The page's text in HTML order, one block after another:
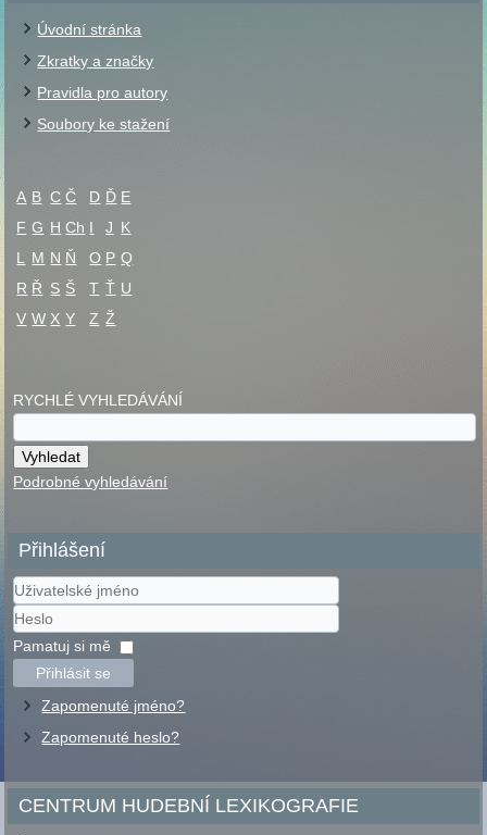
Úvodní stránka
Zkratky a značky
Pravidla pro autory
Soubory ke stažení
A B C Č D Ď E
F G H Ch I J K
L
M N Ň O P Q
R Ř S Š T Ť U
V W X Y Z Ž
RYCHLÉ VYHLEDÁVÁNÍ
Podrobné vyhledávání
Přihlášení
Uživatelské
jméno
Heslo
Pamatuj si mě
Přihlásit se
Zapomenuté jméno?
Zapomenuté heslo?
CENTRUM HUDEBNÍ LEXIKOGRAFIE